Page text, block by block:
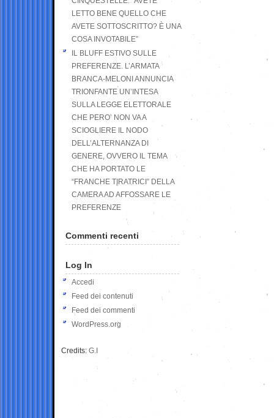
LETTO BENE QUELLO CHE
AVETE SOTTOSCRITTO? È UNA
COSA INVOTABILE”
IL BLUFF ESTIVO SULLE
PREFERENZE. L’ARMATA
BRANCA-MELONI ANNUNCIA
TRIONFANTE UN’INTESA
SULLA LEGGE ELETTORALE
CHE PERO’ NON VA A
SCIOGLIERE IL NODO
DELL’ALTERNANZA DI
GENERE, OVVERO IL TEMA
CHE HA PORTATO LE
“FRANCHE TIRATRICI” DELLA
CAMERA AD AFFOSSARE LE
PREFERENZE
Commenti recenti
Log In
Accedi
Feed dei contenuti
Feed dei commenti
WordPress.org
Credits: G.I